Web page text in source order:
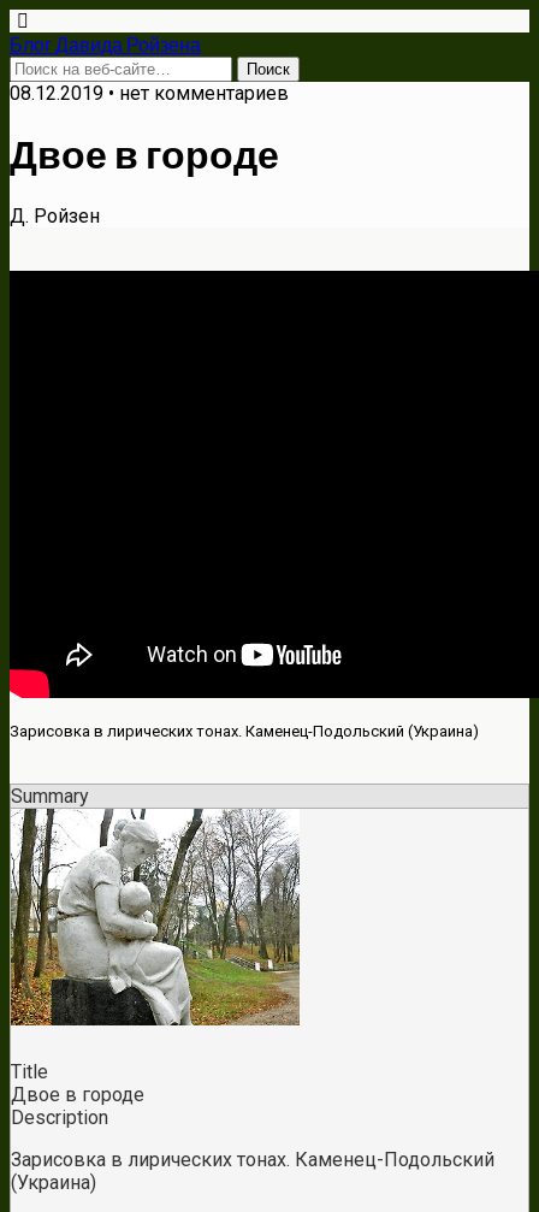
Блог Давида Ройзена
08.12.2019 • нет комментариев
Двое в городе
Д. Ройзен
Зарисовка в лирических тонах. Каменец-Подольский (Украина)
Summary
Title
Двое в городе
Description
Зарисовка в лирических тонах. Каменец-Подольский
(Украина)